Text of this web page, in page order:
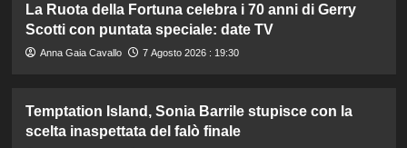
La Ruota della Fortuna celebra i 70 anni di Gerry
Scotti con puntata speciale: date TV
Anna Gaia Cavallo 7 Agosto 2026 : 19:30
Temptation Island, Sonia Barrile stupisce con la
scelta inaspettata del falò finale